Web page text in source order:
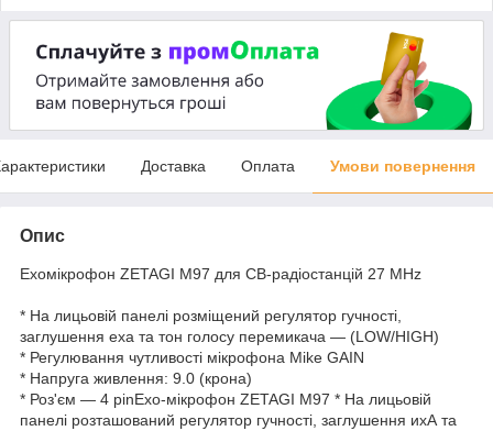
Доставка Оплата Умови повернення
Опис
Ехомікрофон ZETAGI M97 для СВ-радіостанцій 27 MHz
* На лицьовій панелі розміщений регулятор гучності,
заглушення еха та тон голосу перемикача — (LOW/HIGH)
* Регулювання чутливості мікрофона Mike GAIN
* Напруга живлення: 9.0 (крона)
* Роз'єм — 4 pinЕхо-мікрофон ZETAGI M97 * На лицьовій
панелі розташований регулятор гучності, заглушення ихА та